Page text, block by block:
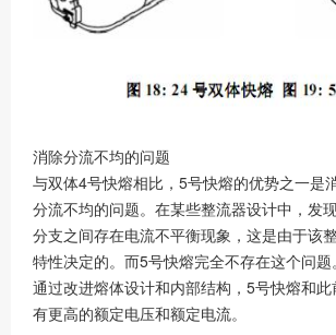
消除分流不均的问题
与双体4号快熔相比，5号快熔的优势之一是
分流不均的问题。在某些整流器设计中，发
分支之间存在电流不平衡现象，这是由于该
特性决定的。而5号快熔完全不存在这个问题。
通过改进熔体设计和内部结构，5号快熔和
有更高的额定电压和额定电流。